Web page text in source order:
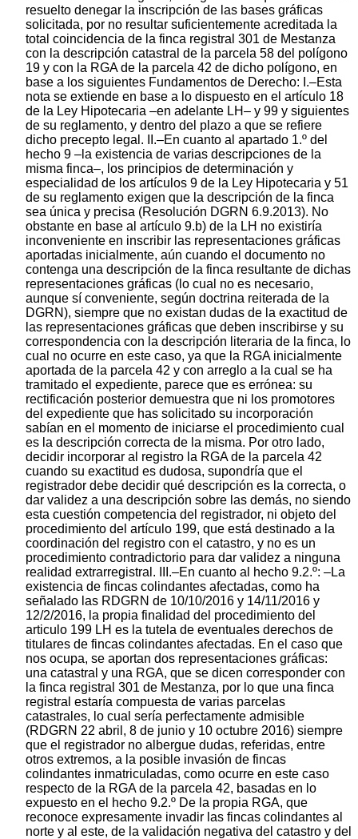
resuelto denegar la inscripción de las bases gráficas
solicitada, por no resultar suficientemente acreditada la
total coincidencia de la finca registral 301 de Mestanza
con la descripción catastral de la parcela 58 del polígono
19 y con la RGA de la parcela 42 de dicho polígono, en
base a los siguientes Fundamentos de Derecho: I.–Esta
nota se extiende en base a lo dispuesto en el artículo 18
de la Ley Hipotecaria –en adelante LH– y 99 y siguientes
de su reglamento, y dentro del plazo a que se refiere
dicho precepto legal. II.–En cuanto al apartado 1.º del
hecho 9 –la existencia de varias descripciones de la
misma finca–, los principios de determinación y
especialidad de los artículos 9 de la Ley Hipotecaria y 51
de su reglamento exigen que la descripción de la finca
sea única y precisa (Resolución DGRN 6.9.2013). No
obstante en base al artículo 9.b) de la LH no existiría
inconveniente en inscribir las representaciones gráficas
aportadas inicialmente, aún cuando el documento no
contenga una descripción de la finca resultante de dichas
representaciones gráficas (lo cual no es necesario,
aunque sí conveniente, según doctrina reiterada de la
DGRN), siempre que no existan dudas de la exactitud de
las representaciones gráficas que deben inscribirse y su
correspondencia con la descripción literaria de la finca, lo
cual no ocurre en este caso, ya que la RGA inicialmente
aportada de la parcela 42 y con arreglo a la cual se ha
tramitado el expediente, parece que es errónea: su
rectificación posterior demuestra que ni los promotores
del expediente que has solicitado su incorporación
sabían en el momento de iniciarse el procedimiento cual
es la descripción correcta de la misma. Por otro lado,
decidir incorporar al registro la RGA de la parcela 42
cuando su exactitud es dudosa, supondría que el
registrador debe decidir qué descripción es la correcta, o
dar validez a una descripción sobre las demás, no siendo
esta cuestión competencia del registrador, ni objeto del
procedimiento del artículo 199, que está destinado a la
coordinación del registro con el catastro, y no es un
procedimiento contradictorio para dar validez a ninguna
realidad extrarregistral. III.–En cuanto al hecho 9.2.º: –La
existencia de fincas colindantes afectadas, como ha
señalado las RDGRN de 10/10/2016 y 14/11/2016 y
12/2/2016, la propia finalidad del procedimiento del
articulo 199 LH es la tutela de eventuales derechos de
titulares de fincas colindantes afectadas. En el caso que
nos ocupa, se aportan dos representaciones gráficas:
una catastral y una RGA, que se dicen corresponder con
la finca registral 301 de Mestanza, por lo que una finca
registral estaría compuesta de varias parcelas
catastrales, lo cual sería perfectamente admisible
(RDGRN 22 abril, 8 de junio y 10 octubre 2016) siempre
que el registrador no albergue dudas, referidas, entre
otros extremos, a la posible invasión de fincas
colindantes inmatriculadas, como ocurre en este caso
respecto de la RGA de la parcela 42, basadas en lo
expuesto en el hecho 9.2.º De la propia RGA, que
reconoce expresamente invadir las fincas colindantes al
norte y al este, de la validación negativa del catastro y del